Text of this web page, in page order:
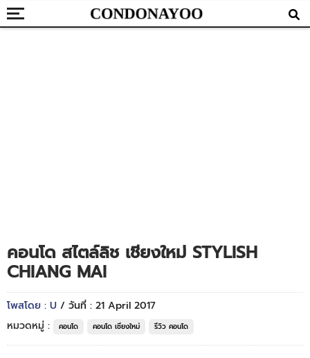
คอนโด สไตล์ลิช เชียงใหม่ STYLISH
CHIANG MAI
โพสโดย : U / วันที่ : 21 April 2017
หมวดหมู่ :
คอนโด คอนโด เชียงใหม่ รีวิว คอนโด